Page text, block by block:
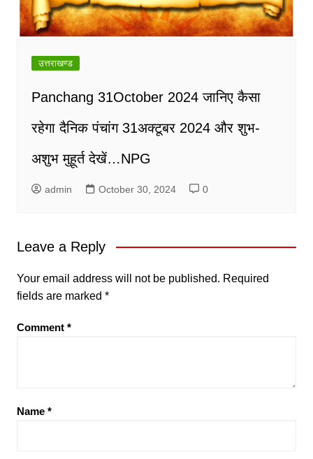
उत्तराखण्ड
Panchang 31October 2024 जानिए कैसा
रहेगा दैनिक पंचांग 31अक्टूबर 2024 और शुभ-
अशुभ मुहूर्त देखें…NPG
admin October 30, 2024 0
Leave a Reply
Your email address will not be published. Required
fields are marked *
Comment *
Name *